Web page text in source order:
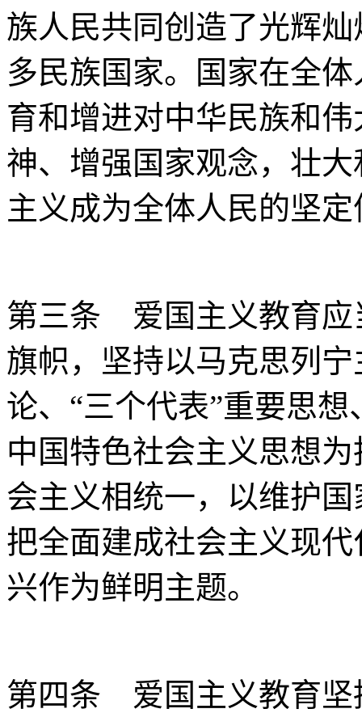
族人民共同创造了光辉
多民族国家。国家在全
育和增进对中华民族和
神、增强国家观念，壮
主义成为全体人民的坚
第三条 爱国主义教育应
旗帜，坚持以马克思列
论、“三个代表”重要思
中国特色社会主义思想
会主义相统一，以维护
把全面建成社会主义现
兴作为鲜明主题。
第四条 爱国主义教育坚